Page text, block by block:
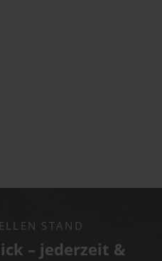
STAND
– jederzeit &